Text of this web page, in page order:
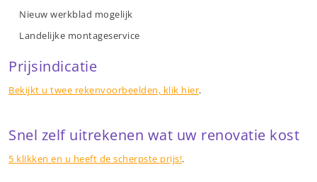
Nieuw werkblad mogelijk
Landelijke montageservice
Prijsindicatie
Bekijkt u twee rekenvoorbeelden, klik hier.
Snel zelf uitrekenen wat uw renovatie kost
5 klikken en u heeft de scherpste prijs!.